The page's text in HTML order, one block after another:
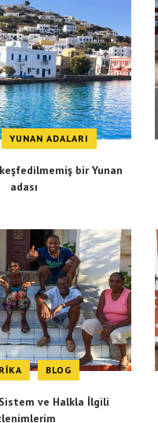
YUNAN ADALARI
bir Yunan
adası
BLOG
Sistem ve Halkla İlgili